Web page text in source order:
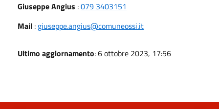
Giuseppe Angius :079 3403151
Mail : giuseppe.angius@comuneossi.it
Ultimo aggiornamento: 6 ottobre 2023, 17:56